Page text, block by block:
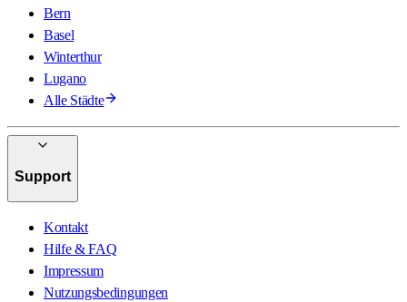
Bern
Basel
Winterthur
Lugano
Alle Städte
Support
Kontakt
Hilfe & FAQ
Impressum
Nutzungsbedingungen